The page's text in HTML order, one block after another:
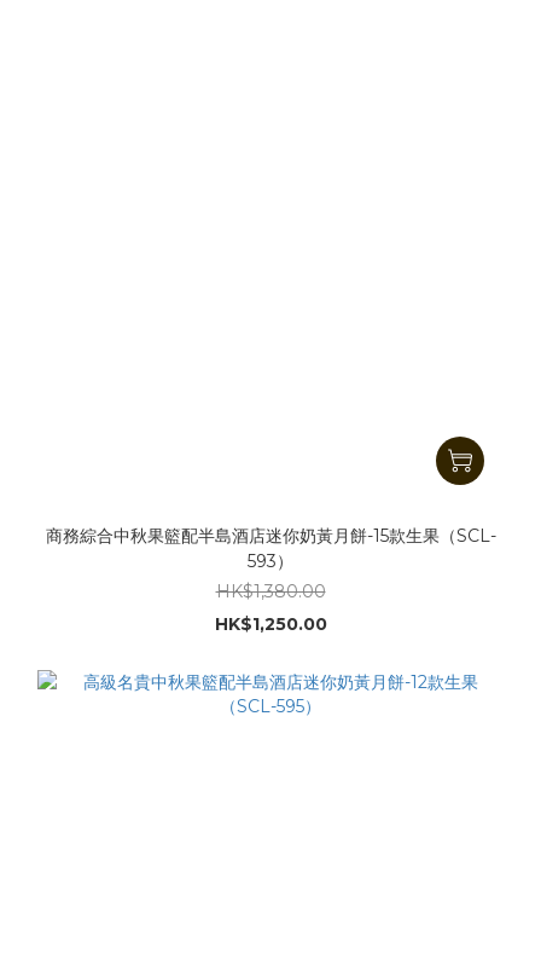
商務綜合中秋果籃配半島酒店迷你奶黃月餅-15款生果（SCL-
593）
HK$1,380.00
HK$1,250.00